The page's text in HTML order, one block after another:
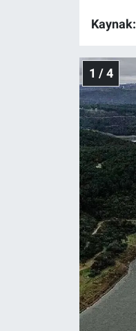
Kaynak:
1 / 4
Gündem Özel
Günün görüntüsü
Koronavirüs
Kültür Sanat
Ne demişti